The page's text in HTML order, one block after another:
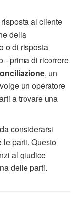
al cliente
della
o di risposta
- prima di ricorrere
, un
un operatore
a trovare una
considerarsi
le parti. Questo
al giudice
delle parti.